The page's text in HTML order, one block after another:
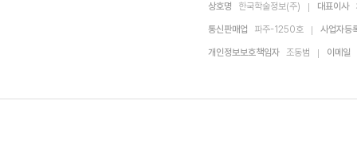
상호명 한국학술정보(주) 대표이사
통신판매업 파주-1250호 사업자등
개인정보보호책임자 조동범 이메일